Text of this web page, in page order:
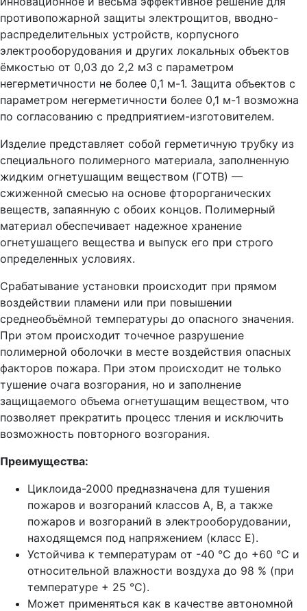
противопожарной защиты электрощитов, вводно-
распределительных устройств, корпусного
электрооборудования и других локальных объектов
ёмкостью от 0,03 до 2,2 м3 с параметром
негерметичности не более 0,1 м-1. Защита объектов с
параметром негерметичности более 0,1 м-1 возможна
по согласованию с предприятием-изготовителем.
Изделие представляет собой герметичную трубку из
специального полимерного материала, заполненную
жидким огнетушащим веществом (ГОТВ) —
сжиженной смесью на основе фторорганических
веществ, запаянную с обоих концов. Полимерный
материал обеспечивает надежное хранение
огнетушащего вещества и выпуск его при строго
определенных условиях.
Срабатывание установки происходит при прямом
воздействии пламени или при повышении
среднеобъёмной температуры до опасного значения.
При этом происходит точечное разрушение
полимерной оболочки в месте воздействия опасных
факторов пожара. При этом происходит не только
тушение очага возгорания, но и заполнение
защищаемого объема огнетушащим веществом, что
позволяет прекратить процесс тления и исключить
возможность повторного возгорания.
Преимущества:
Циклоида-2000 предназначена для тушения
пожаров и возгораний классов А, B, а также
пожаров и возгораний в электрооборудовании,
находящемся под напряжением (класс E).
Устойчива к температурам от -40 °C до +60 °C и
относительной влажности воздуха до 98 % (при
температуре + 25 °C).
Может применяться как в качестве автономной